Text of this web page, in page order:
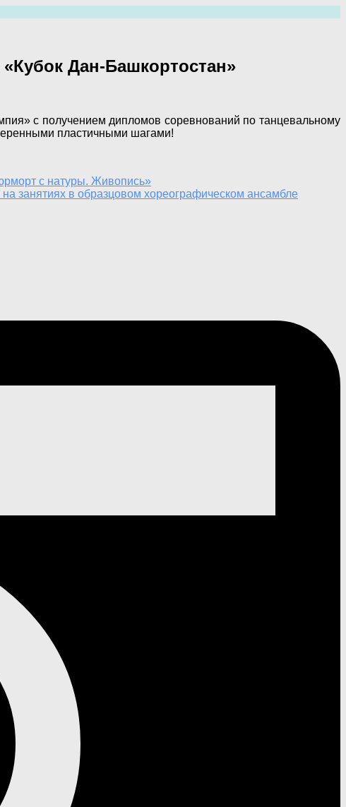
Дан-Башкортостан»
с получением дипломов соревнований по танцевальному
пластичными шагами!
с натуры. Живопись»
занятиях в образцовом хореографическом ансамбле